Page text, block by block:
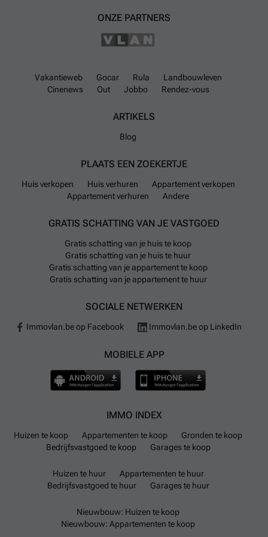
enkel verhuur voor korte duur (huurovereenkomst voor 1 jaar). Deze
gegevens zijn louter ter informatieve titel. De vermelde oppervlaktes
zijn slechts een indicatie. Pillar kan niet verantwoordelijk gesteld
ONZE PARTNERS
Vakantieweb Gocar Rula
Landbouwleven
Cinenews
Out Jobbo Rendez-vous
ARTIKELS
Blog
PLAATS EEN ZOEKERTJE
Huis verkopen Huis verhuren
Appartement verkopen
Appartement verhuren
Andere
GRATIS SCHATTING VAN JE VASTGOED
Gratis schatting van je huis te koop
Gratis schatting van je huis te huur
Gratis schatting van je appartement te koop
Gratis schatting van je appartement te huur
SOCIALE NETWERKEN
Immovlan.be op Facebook Immovlan.be op LinkedIn
MOBIELE APP
IMMO INDEX
Huizen te koop Appartementen te koop
Gronden te koop
Bedrijfsvastgoed te koop
Garages te koop
Huizen te huur
Appartementen te huur
Bedrijfsvastgoed te huur
Garages te huur
Nieuwbouw: Huizen te koop
Nieuwbouw: Appartementen te koop